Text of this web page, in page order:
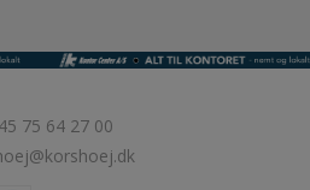
75 64 27 00